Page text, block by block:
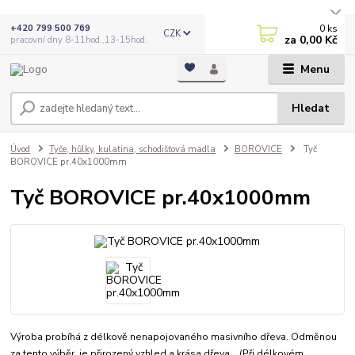
Menu
CZK
Hledat
+420 799 500 769
pracovní dny 8-11hod.,13-15hod.
0 ks
za 0,00 Kč
Úvod Tyče, hůlky, kulatina, schodišťová madla BOROVICE
Tyč
BOROVICE pr.40x1000mm
Tyč BOROVICE pr.40x1000mm
Výroba probíhá z délkově nenapojovaného masivního dřeva. Odměnou